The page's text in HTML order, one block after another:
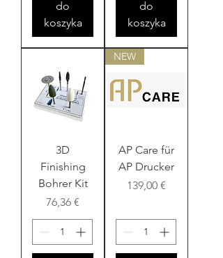
do
koszyka
do
koszyka
3D
Finishing
Bohrer Kit
Cena
76,36 €
NEW
AP Care für
AP Drucker
Cena
139,00 €